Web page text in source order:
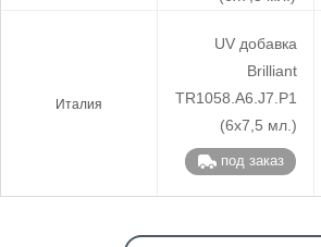
Италия
UV добавка
Brilliant
TR1058.A6.J7.P1
(6х7,5 мл.)
под заказ